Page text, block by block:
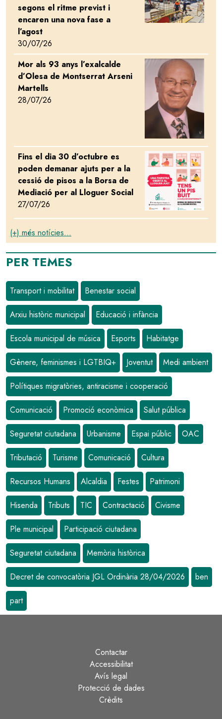
segons el ritme previst i
encaren una nova fase a
l’agost
30/07/26
Mor als 93 anys l’exalcalde
d’Olesa de Montserrat Arseni
Martells
28/07/26
Image
Fins el dia 30 d’octubre es
poden demanar ajuts per a la
cessió de pisos a la Borsa de
Mediació per al Lloguer Social
27/07/26
Image
(+) més notícies...
PER TEMES
Transport i mobilitat Benestar social
Arxiu històric municipal Educació i infància
Escola municipal de música Esports Habitatge
Gènere, feminismes i LGTBIQ+ Joventut Medi ambient
Polítiques migratòries, antiracisme i cooperació
Comunicació Promoció econòmica Salut pública
Seguretat ciutadana Urbanisme Espai públic OAC
Tributació Turisme Comunicació Cultura
Recursos Humans Alcaldia Festes Patrimoni
Hisenda Tributs TIC Contractació Civisme
Ple municipal Participació ciutadana
Seguretat ciutadana Memòria històrica
Decret de convocatòria JGL Ordinària 28/04/2026 ben
part
Contactar
Accessibilitat
Avís legal
Protecció de dades
Crèdits